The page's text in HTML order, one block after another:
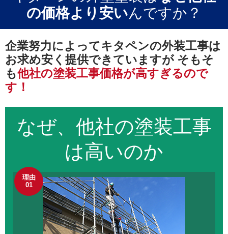
の価格より安いんですか？
企業努力によってキタペンの外装工事は
お求め安く提供できていますがそもそ
も他社の塗装工事価格が高すぎるので
す！
なぜ、他社の塗装工事
は高いのか
理由
01